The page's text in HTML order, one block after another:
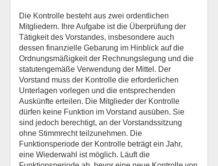
Die Kontrolle besteht aus zwei ordentlichen
Mitgliedern. Ihre Aufgabe ist die Überprüfung der
Tätigkeit des Vorstandes, insbesondere auch
dessen finanzielle Gebarung im Hinblick auf die
Ordnungsmäßigkeit der Rechnungslegung und die
statutengemäße Verwendung der Mittel. Der
Vorstand muss der Kontrolle die erforderlichen
Unterlagen vorlegen und die entsprechenden
Auskünfte erteilen. Die Mitglieder der Kontrolle
dürfen keine Funktion im Vorstand ausüben. Sie
sind jedoch berechtigt, an der Vorstandssitzung
ohne Stimmrecht teilzunehmen. Die
Funktionsperiode der Kontrolle beträgt ein Jahr,
eine Wiederwahl ist möglich. Läuft die